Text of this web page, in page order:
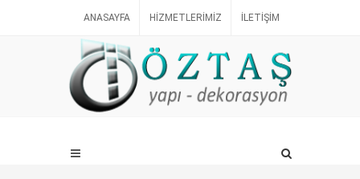
ANASAYFA HIZMETLERIMIZ İLETIŞIM